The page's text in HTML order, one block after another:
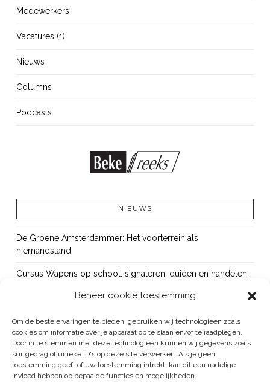
Beheer cookie toestemming
Om de beste ervaringen te bieden, gebruiken wij technologieën zoals
cookies om informatie over je apparaat op te slaan en/of te raadplegen.
Door in te stemmen met deze technologieën kunnen wij gegevens zoals
surfgedrag of unieke ID's op deze site verwerken. Als je geen
toestemming geeft of uw toestemming intrekt, kan dit een nadelige
invloed hebben op bepaalde functies en mogelijkheden.
Medewerkers
Vacatures (1)
Nieuws
Columns
Podcasts
NIEUWS
De Groene Amsterdammer: Het voorterrein als
niemandsland
Cursus Wapens op school: signaleren, duiden en handelen
Bureau Beke ontwikkelt jeugdmonitor Aruba
Vacature: senior onderzoeker